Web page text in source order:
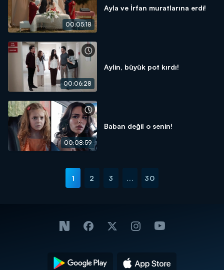
00:05:18
Ayla ve İrfan muratlarına erdi!
00:06:28
Aylin, büyük pot kırdı!
00:08:59
Baban değil o senin!
1 2 3 ... 30